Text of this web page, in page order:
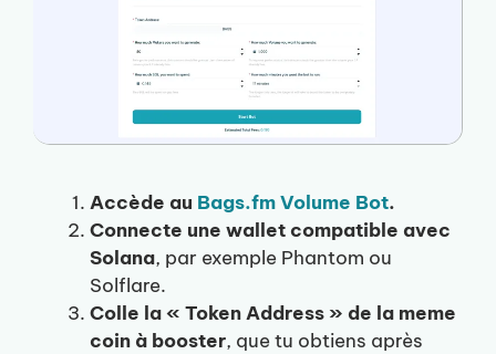
Accède au Bags.fm Volume Bot.
Connecte une wallet compatible avec
Solana, par exemple Phantom ou
Solflare.
Colle la « Token Address » de la meme
coin à booster, que tu obtiens après